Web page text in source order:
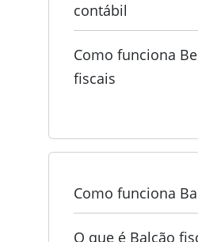
contábil
Como funciona
fiscais
Como funciona
O que é Balcão